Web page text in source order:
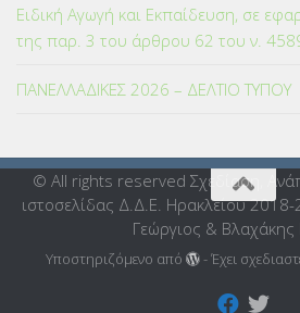
Ειδική Αγωγή και Εκπαίδευση, σε
της παρ. 3 του άρθρου 62 του ν.
ΠΑΝΕΛΛΑΔΙΚΕΣ 2026 – ΔΕΛΤΙΟ ΤΥΠΟΥ
© All rights reserved Σχεδίαση,
ιστοσελίδας Δ.Δ.Ε. Ηρακλείου
Γεώργιος &
Υποστηριζόμενο από - Έχει